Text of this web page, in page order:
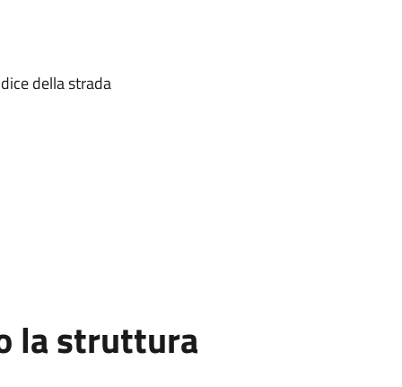
della strada
la struttura